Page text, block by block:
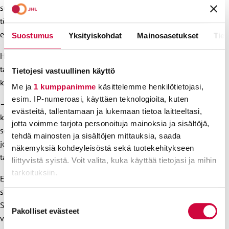
Suostumus Yksityiskohdat Mainosasetukset
Tietojesi vastuullinen käyttö
Me ja 1 kumppanimme käsittelemme henkilötietojasi,
esim. IP-numeroasi, käyttäen teknologioita, kuten
evästeitä, tallentamaan ja lukemaan tietoa laitteeltasi,
jotta voimme tarjota personoituja mainoksia ja sisältöjä,
tehdä mainosten ja sisältöjen mittauksia, saada
näkemyksiä kohdeyleisöstä sekä tuotekehitykseen
liittyvistä syistä. Voit valita, kuka käyttää tietojasi ja mihin
tarkoituksiin.
voit määrittää asetuksesi
. Voit muuttaa
valinta
Pakolliset evästeet
suomalaisia työmarkkinoita. Nyt olisi tärkeää saada ihmisille
töitä, hyvinvointia ja toimeentuloa, ei kaivaa poteroita
entistä syvemmällä, Ekström tiivistää.
Hallituksella olisi tarjolla myös keinoja, joilla Suomen
taloutta saataisiin kestäville raiteille ilman, että vähätuloiset
kärsivät ja palvelut leikataan torsoiksi.
– Hallitus on saanut joukon ideoita niin kutsutusta Murron
kasvutyöryhmästä. Koulutus- ja osaamistason nostaminen
sekä tutkimukseen satsaaminen ovat esimerkkejä keinoista,
joilla Suomessa voidaan tehdä pitkäjänteistä ja järkevää
talouspolitiikkaa.
Ekström nostaa erikseen esiin hyvinvointialueiden tilanteen,
sillä sote-palvelut ovat paitsi välttämättömiä kaikkien
Suomessa asuvien hyvinvoinnille, myös tuntuva menoerä
valtion budjetissa.